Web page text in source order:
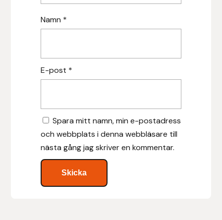
Namn *
E-post *
Spara mitt namn, min e-postadress
och webbplats i denna webbläsare till
nästa gång jag skriver en kommentar.
Källquist Equestrian
Kidka of Iceland
Klisterdekaler.se